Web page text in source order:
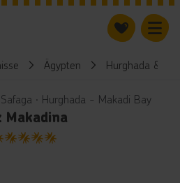
Ägypten Hurghada &
∙ Hurghada - Makadi Bay
Makadina